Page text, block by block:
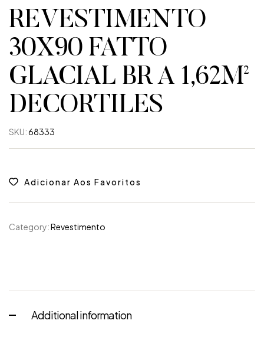
REVESTIMENTO
30X90 FATTO
GLACIAL BR A 1,62M²
DECORTILES
SKU:68333
Adicionar Aos Favoritos
Category:Revestimento
Additional information